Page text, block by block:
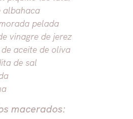
albahaca
pelada
vinagre de jerez
aceite de oliva
de sal
macerados: